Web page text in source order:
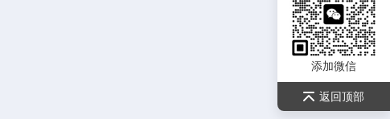
添加微信
返回顶部